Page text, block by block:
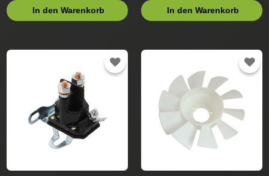
In den Warenkorb In den Warenkorb